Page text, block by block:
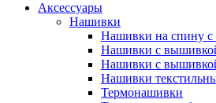
Аксессуары
Нашивки
Нашивки на спину с
Нашивки с
Нашивки с
Нашивки
Термонашивки